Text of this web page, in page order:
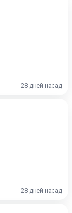
28 дней назад
28 дней назад